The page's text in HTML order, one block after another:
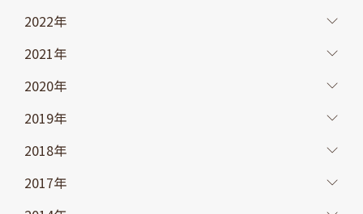
2022年
2021年
2020年
2019年
2018年
2017年